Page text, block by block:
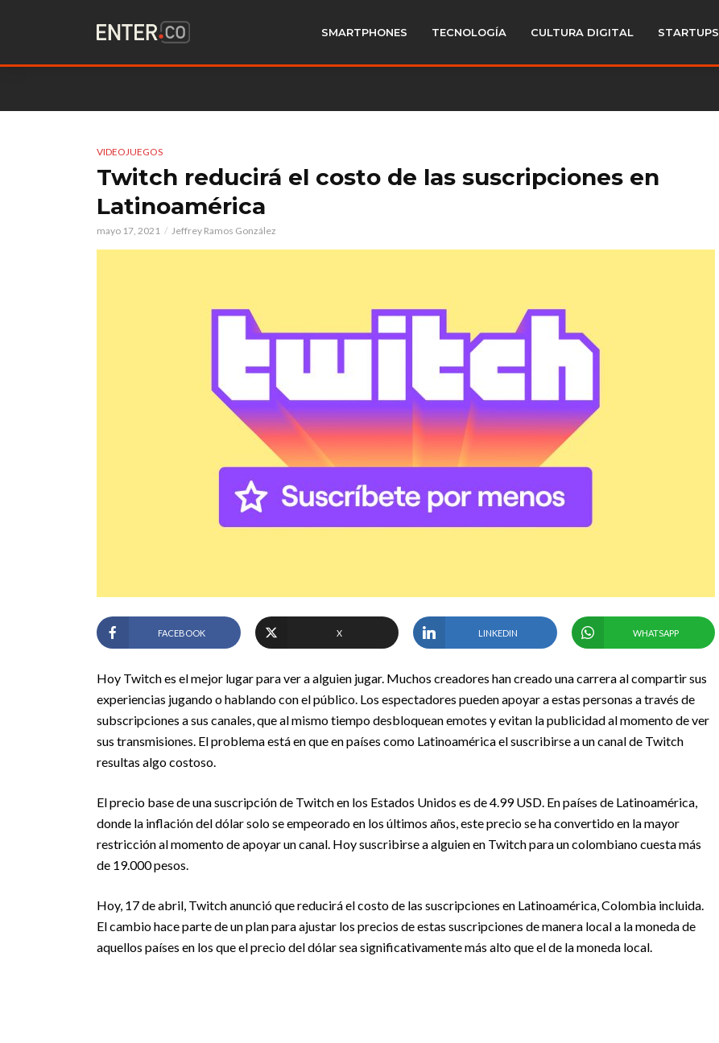
SMARTPHONES TECNOLOGÍA CULTURA DIGITAL STARTUPS
VIDEOJUEGOS
Twitch reducirá el costo de las suscripciones en
Latinoamérica
mayo 17, 2021 Jeffrey Ramos González
FACEBOOK X LINKEDIN WHATSAPP
Hoy Twitch es el mejor lugar para ver a alguien jugar. Muchos creadores han creado una carrera al compartir sus
experiencias jugando o hablando con el público. Los espectadores pueden apoyar a estas personas a través de
subscripciones a sus canales, que al mismo tiempo desbloquean emotes y evitan la publicidad al momento de ver
sus transmisiones. El problema está en que en países como Latinoamérica el suscribirse a un canal de Twitch
resultas algo costoso.
El precio base de una suscripción de Twitch en los Estados Unidos es de 4.99 USD. En países de Latinoamérica,
donde la inflación del dólar solo se empeorado en los últimos años, este precio se ha convertido en la mayor
restricción al momento de apoyar un canal. Hoy suscribirse a alguien en Twitch para un colombiano cuesta más
de 19.000 pesos.
Hoy, 17 de abril, Twitch anunció que reducirá el costo de las suscripciones en Latinoamérica, Colombia incluida.
El cambio hace parte de un plan para ajustar los precios de estas suscripciones de manera local a la moneda de
aquellos países en los que el precio del dólar sea significativamente más alto que el de la moneda local.